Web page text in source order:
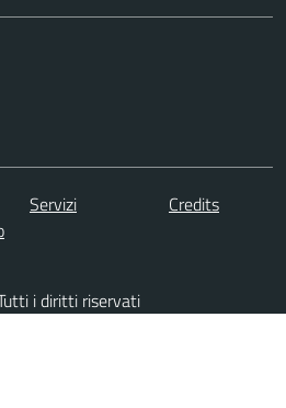
Servizi
Credits
i diritti riservati